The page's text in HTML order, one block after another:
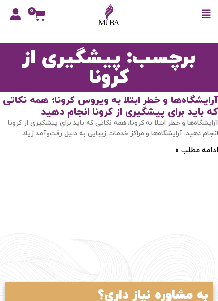
0
برچسب: پیشگیری از
کرونا
آرایشگاه‌ها و خطر ابتلا به ویروس کرونا؛ همه نکاتی
که باید برای پیشگیری از کرونا انجام دهید
آرایشگاه‌ها و خطر ابتلا به کرونا؛ همه نکاتی که باید برای پیشگیری از کرونا
انجام دهید. آرایشگاه‌ها و مراکز خدمات زیبایی به دلیل رفت‌وآمد زیاد
ادامه مطلب »
به مشاوره نیاز داری؟
ورود / ثبت نام